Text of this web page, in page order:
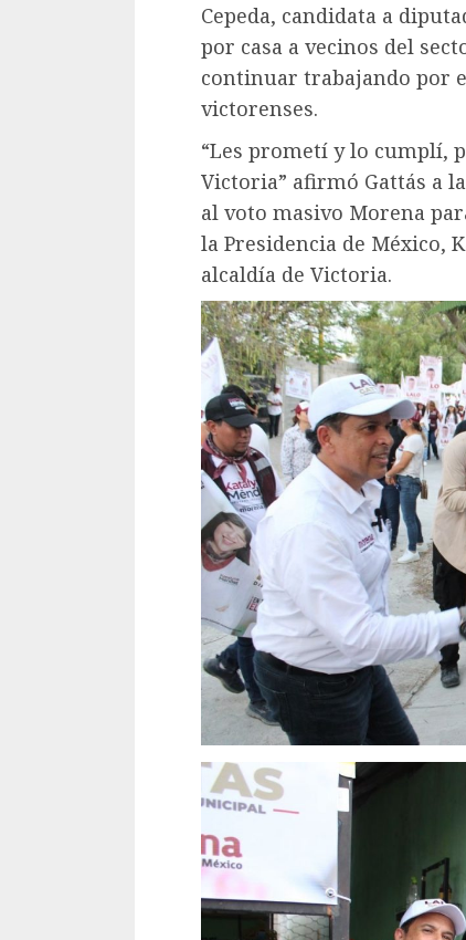
Cepeda, candidata a
por casa a vecinos del
continuar trabajando por
victorenses.
“Les prometí y lo cumplí,
Victoria” afirmó Gattás a
al voto masivo Morena
la Presidencia de México,
alcaldía de Victoria.